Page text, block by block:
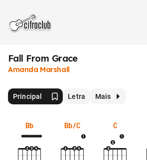
Fall From Grace
Amanda Marshall
Principal Letra Mais
Bb Bb/C C